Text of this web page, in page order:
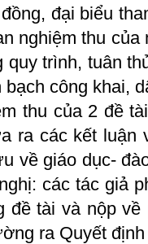
đại biểu
nghiệm thu
quy trình, tuân
bạch công khai,
thu của 2 đề
ra các kết luận
về giáo dục-
các tác giả
đề tài và nộp
ra Quyết